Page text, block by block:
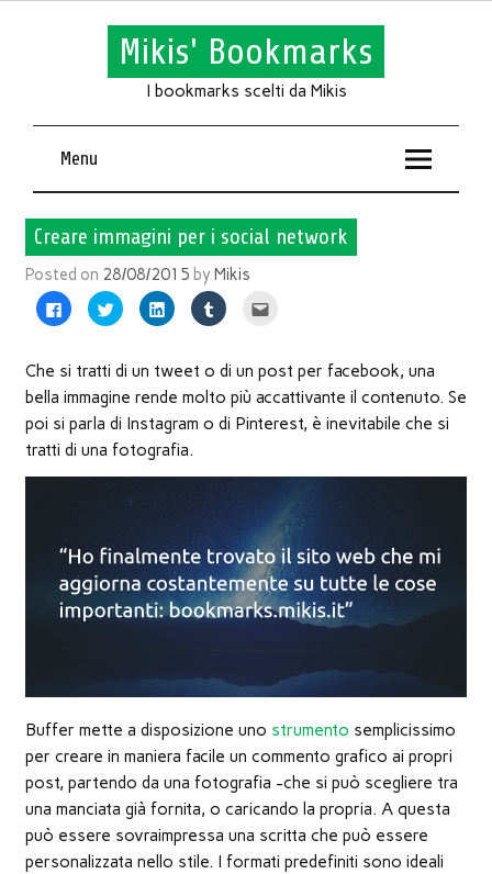
Mikis' Bookmarks
I bookmarks scelti da Mikis
Menu
Creare immagini per i social network
Posted on 28/08/2015 byMikis
Fai
clic
Facebook
apre
una
nuova
finestra)
Fai
clic
su
(Si
in
nuova
finestra)
Fai
clic
su
(Si
in
una
nuova
Fai
clic
su
Tumblr
(Si
apre
in
l'articolo
mail
un
amico
in
finestra)
Che si tratti di un tweet o di un post per facebook, una
bella immagine rende molto più accattivante il contenuto. Se
poi si parla di Instagram o di Pinterest, è inevitabile che si
tratti di una fotografia.
Buffer mette a disposizione uno strumento semplicissimo
per creare in maniera facile un commento grafico ai propri
post, partendo da una fotografia -che si può scegliere tra
una manciata già fornita, o caricando la propria. A questa
può essere sovraimpressa una scritta che può essere
personalizzata nello stile. I formati predefiniti sono ideali